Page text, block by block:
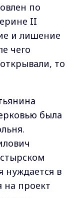
по
II
и лишение
чего
то
была
нуждается в
на проект